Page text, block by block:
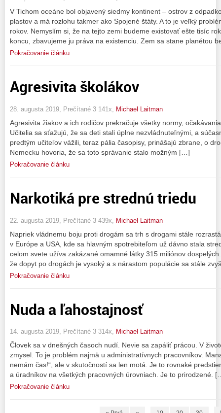
V Tichom oceáne bol objavený siedmy kontinent – ostrov z
plastov a má rozlohu takmer ako Spojené štáty. A to je veľký
rokov. Nemyslím si, že na tejto zemi budeme existovať ešte tisíc
koncu, zbavujeme ju práva na existenciu. Zem sa stane planétou
Pokračovanie článku
Agresivita školákov
28. augusta 2019, Prečítané 3 141x, Michael Laitman
Agresivita žiakov a ich rodičov prekračuje všetky normy,
Učitelia sa sťažujú, že sa deti stali úplne nezvládnuteľnými, a
predtým učiteľov vážili, teraz pália časopisy, prinášajú zbrane, o
Nemecku hovoria, že sa toto správanie stalo možným […]
Pokračovanie článku
Narkotiká pre strednú triedu
22. augusta 2019, Prečítané 3 439x, Michael Laitman
Napriek vládnemu boju proti drogám sa trh s drogami stále
v Európe a USA, kde sa hlavným spotrebiteľom už dávno stala
celom svete užíva zakázané omamné látky 315 miliónov
že dopyt po drogách je vysoký a s nárastom populácie sa stále
Pokračovanie článku
Nuda a ľahostajnosť
14. augusta 2019, Prečítané 3 314x, Michael Laitman
Človek sa v dnešných časoch nudí. Nevie sa zapáliť prácou. V
zmysel. To je problém najmä u administratívnych pracovníkov.
nemám čas!“, ale v skutočností sa len motá. Je to rovnaké
a úradníkov na všetkých pracovných úrovniach. Je to prirodzené.
Pokračovanie článku